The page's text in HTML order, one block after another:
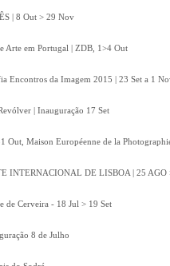
| 8 Out > 29 Nov
Arte em Portugal | ZDB, 1>4 Out
Encontros da Imagem 2015 | 23 Set a 1
| Inauguração 17 Set
Out, Maison Européenne de la
INTERNACIONAL DE LISBOA | 25 AGO
Cerveira - 18 Jul > 19 Set
8 de Julho